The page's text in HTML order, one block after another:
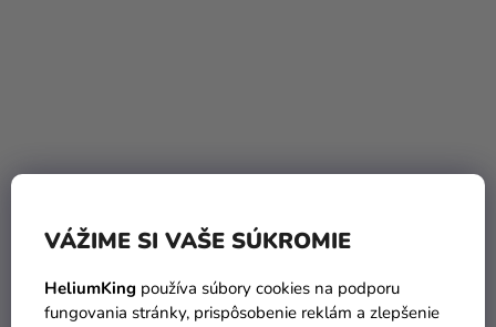
VÁŽIME SI VAŠE SÚKROMIE
HeliumKing používa súbory cookies na podporu
fungovania stránky, prispôsobenie reklám a zlepšenie
Pony 20 cm
Pups on the go 20 cm